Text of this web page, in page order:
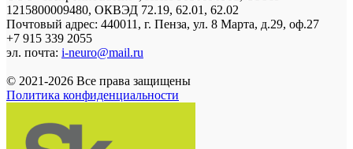
1215800009480, ОКВЭД 72.19, 62.01, 62.02
Почтовый адрес: 440011, г. Пенза, ул. 8 Марта, д.29, оф.27
+7 915 339 2055
эл. почта: i-neuro@mail.ru
© 2021-2026 Все права защищены
Политика конфиденциальности